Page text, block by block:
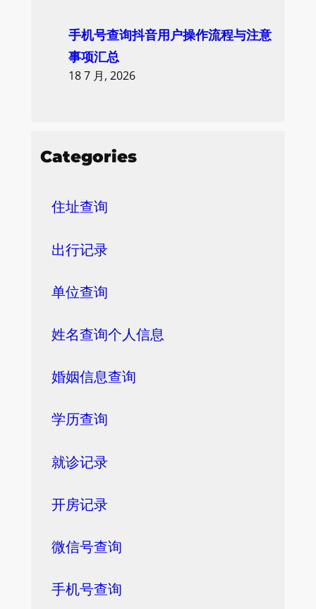
手机号查询抖音用户操作流程与注意
事项汇总
18 7 月, 2026
Categories
住址查询
出行记录
单位查询
姓名查询个人信息
婚姻信息查询
学历查询
就诊记录
开房记录
微信号查询
手机号查询